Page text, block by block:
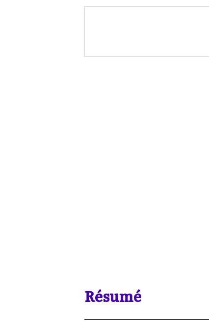
Résumé